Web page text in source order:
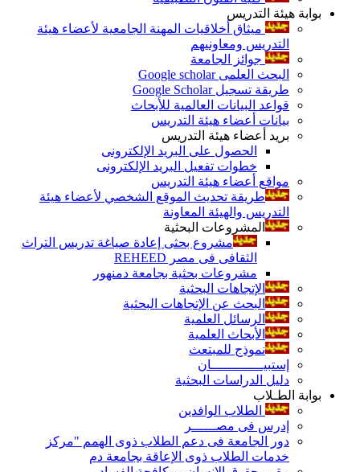
بوابة هيئة التدريس
ميثاق أخلاقيات المهنة الجامعية لأعضاء هيئة
التدريس ومعاونيهم
جوائز الجامعة
البحث العلمى Google scholar
طريقة تسجيل Google Scholar
قواعد البيانات العالمية للأبحاث
بيانات أعضاء هيئة التدريس
بريد أعضاء هيئة التدريس
الحصول على البريد الإلكترونى
خطوات تفعيل البريد الإلكترونى
مواقع أعضاء هيئة التدريس
طريقة تحديث الموقع الشخصي لأعضاء هيئة
التدريس والهيئة المعاونة
المشروعات البحثية
مشروع بحثى إعادة صياغة تدريس التراث
الثقافى فى مصر REHEED
مشروعات بحثية بجامعة دمنهور
الإتجاهات البحثية
البحث عن الإتجاهات البحثية
الرسائل العلمية
الأبحاث العلمية
نموذج للمبتعث
إستبيـــــــــــــان
دليل الدراسات البحثية
بوابة الطـلاب
الطلاب الوافدين
إدرس فى مصــــــر
دور الجامعة فى دعم الطلاب ذوى الهمم "مركز
خدمات الطلاب ذوى الإعاقة بجامعة دم